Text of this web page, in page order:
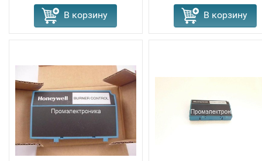
В корзину В корзину